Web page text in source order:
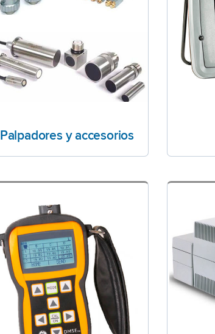
Palpadores y accesorios